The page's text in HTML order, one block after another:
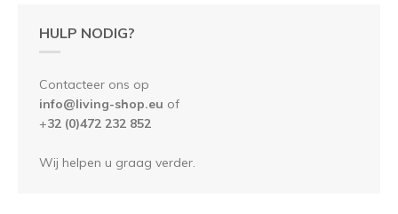
HULP NODIG?
Contacteer ons op
info@living-shop.eu of
+32 (0)472 232 852
Wij helpen u graag verder.